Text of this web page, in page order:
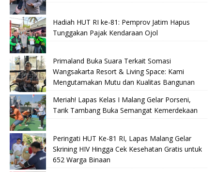
Hadiah HUT RI ke-81: Pemprov Jatim Hapus
Tunggakan Pajak Kendaraan Ojol
Primaland Buka Suara Terkait Somasi
Wangsakarta Resort & Living Space: Kami
Mengutamakan Mutu dan Kualitas Bangunan
Meriah! Lapas Kelas I Malang Gelar Porseni,
Tarik Tambang Buka Semangat Kemerdekaan
Peringati HUT Ke-81 RI, Lapas Malang Gelar
Skrining HIV Hingga Cek Kesehatan Gratis untuk
652 Warga Binaan